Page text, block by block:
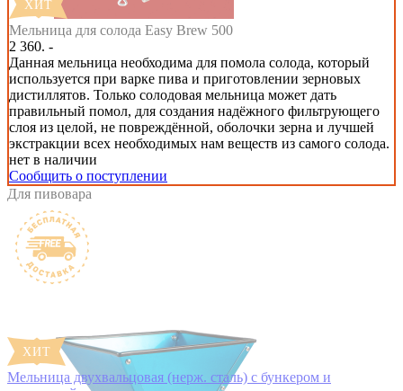
Мельница для солода Easy Brew 500
2 360. -
Данная мельница необходима для помола солода, который
используется при варке пива и приготовлении зерновых
дистиллятов. Только солодовая мельница может дать
правильный помол, для создания надёжного фильтрующего
слоя из целой, не повреждённой, оболочки зерна и лучшей
экстракции всех необходимых нам веществ из самого солода.
нет в наличии
Сообщить о поступлении
Для пивовара
Мельница двухвальцовая (нерж. сталь) с бункером и